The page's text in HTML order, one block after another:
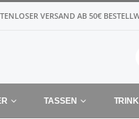
VERSAND AB 50€
TASSEN